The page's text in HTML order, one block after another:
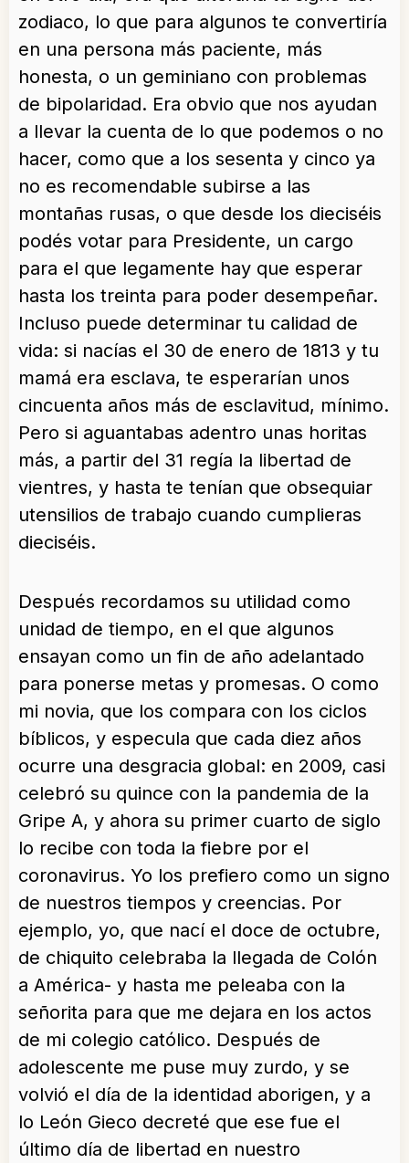
zodiaco, lo que para algunos te convertiría
en una persona más paciente, más
honesta, o un geminiano con problemas
de bipolaridad. Era obvio que nos ayudan
a llevar la cuenta de lo que podemos o no
hacer, como que a los sesenta y cinco ya
no es recomendable subirse a las
montañas rusas, o que desde los dieciséis
podés votar para Presidente, un cargo
para el que legamente hay que esperar
hasta los treinta para poder desempeñar.
Incluso puede determinar tu calidad de
vida: si nacías el 30 de enero de 1813 y tu
mamá era esclava, te esperarían unos
cincuenta años más de esclavitud, mínimo.
Pero si aguantabas adentro unas horitas
más, a partir del 31 regía la libertad de
vientres, y hasta te tenían que obsequiar
utensilios de trabajo cuando cumplieras
dieciséis.
Después recordamos su utilidad como
unidad de tiempo, en el que algunos
ensayan como un fin de año adelantado
para ponerse metas y promesas. O como
mi novia, que los compara con los ciclos
bíblicos, y especula que cada diez años
ocurre una desgracia global: en 2009, casi
celebró su quince con la pandemia de la
Gripe A, y ahora su primer cuarto de siglo
lo recibe con toda la fiebre por el
coronavirus. Yo los prefiero como un signo
de nuestros tiempos y creencias. Por
ejemplo, yo, que nací el doce de octubre,
de chiquito celebraba la llegada de Colón
a América- y hasta me peleaba con la
señorita para que me dejara en los actos
de mi colegio católico. Después de
adolescente me puse muy zurdo, y se
volvió el día de la identidad aborigen, y a
lo León Gieco decreté que ese fue el
último día de libertad en nuestro